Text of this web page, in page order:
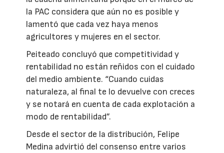
la PAC considera que aún no es posible y
lamentó que cada vez haya menos
agricultores y mujeres en el sector.
Peiteado concluyó que competitividad y
rentabilidad no están reñidos con el cuidado
del medio ambiente. “Cuando cuidas
naturaleza, al final te lo devuelve con creces
y se notará en cuenta de cada explotación a
modo de rentabilidad”.
Desde el sector de la distribución, Felipe
Medina advirtió del consenso entre varios